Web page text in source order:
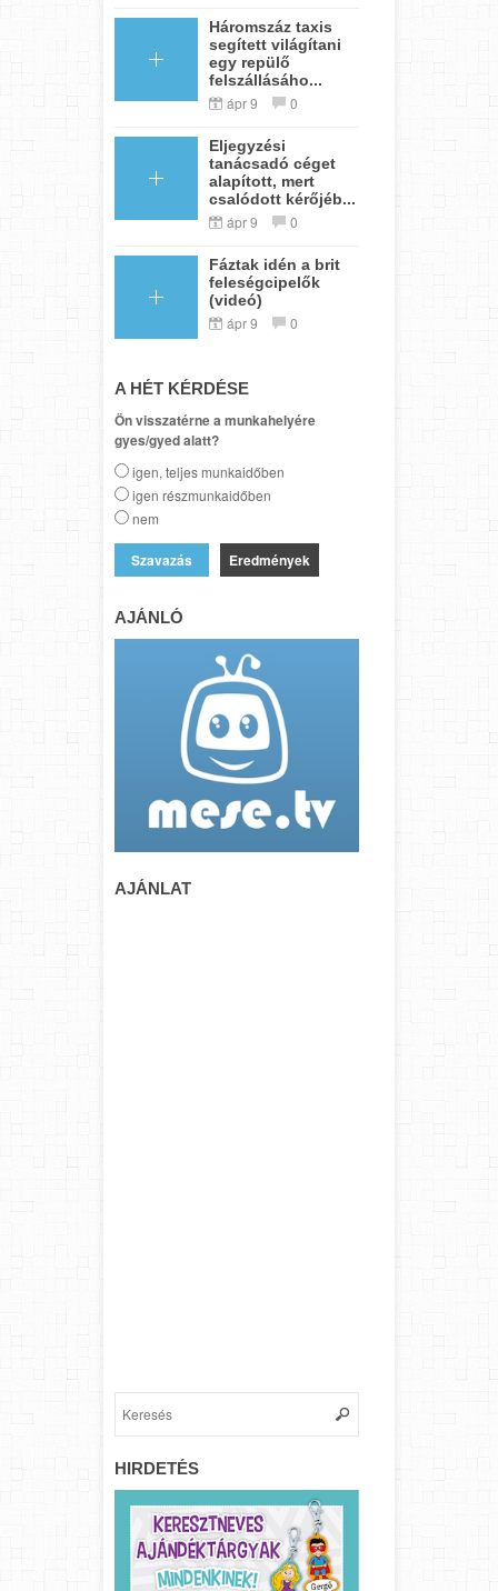
Háromszáz taxis
segített világítani
egy repülő
felszállásáho...
ápr 9 0
Eljegyzési
tanácsadó céget
alapított, mert
csalódott kérőjéb...
ápr 9 0
Fáztak idén a brit
feleségcipelők
(videó)
ápr 9 0
A HÉT KÉRDÉSE
Ön visszatérne a munkahelyére
gyes/gyed alatt?
igen, teljes munkaidőben
igen részmunkaidőben
nem
Eredmények
AJÁNLÓ
AJÁNLAT
HIRDETÉS